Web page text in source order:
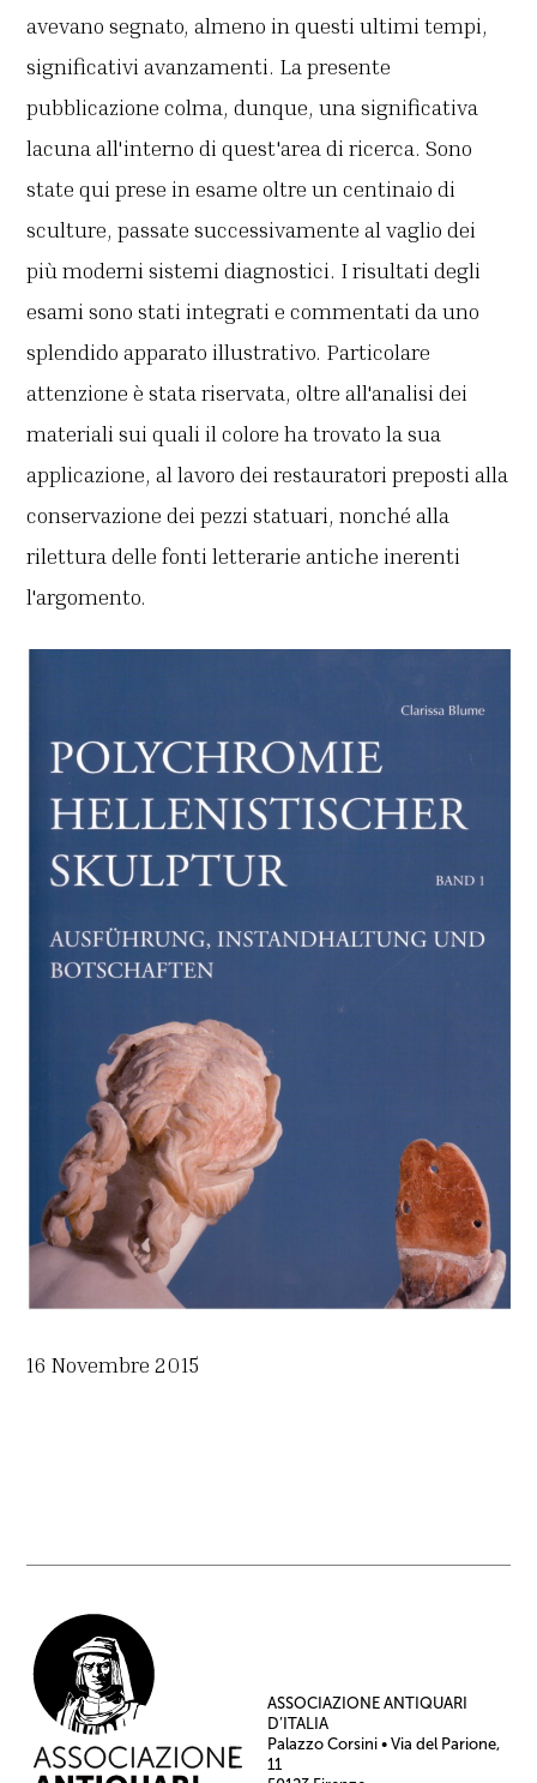
avevano segnato, almeno in questi ultimi tempi,
significativi avanzamenti. La presente
pubblicazione colma, dunque, una significativa
lacuna all'interno di quest'area di ricerca. Sono
state qui prese in esame oltre un centinaio di
sculture, passate successivamente al vaglio dei
più moderni sistemi diagnostici. I risultati degli
esami sono stati integrati e commentati da uno
splendido apparato illustrativo. Particolare
attenzione è stata riservata, oltre all'analisi dei
materiali sui quali il colore ha trovato la sua
applicazione, al lavoro dei restauratori preposti alla
conservazione dei pezzi statuari, nonché alla
rilettura delle fonti letterarie antiche inerenti
l'argomento.
16 Novembre 2015
ASSOCIAZIONE ANTIQUARI
D’ITALIA
Palazzo Corsini • Via del Parione,
11